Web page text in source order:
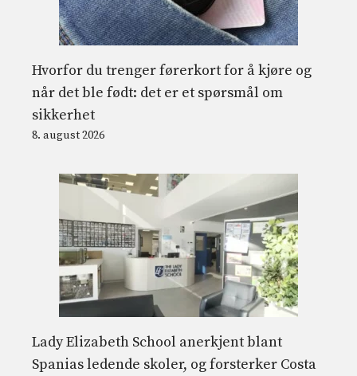
Hvorfor du trenger førerkort for å kjøre og
når det ble født: det er et spørsmål om
sikkerhet
8. august 2026
Lady Elizabeth School anerkjent blant
Spanias ledende skoler, og forsterker Costa